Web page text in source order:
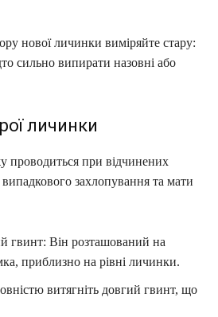
нової личинки виміряйте стару:
сильно випирати назовні або
личинки
проводиться при відчинених
захлопування та мати
гвинт: Він розташований на
приблизно на рівні личинки.
витягніть довгий гвинт, що